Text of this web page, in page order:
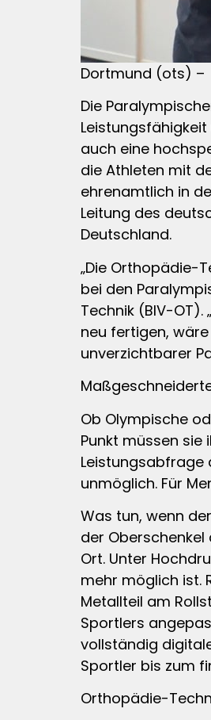
Dortmund (ots) –
Die
auch eine
die Athleten mit
ehrenamtlich in
Leitung des
Deutschland.
„Die Orthopädie-
bei den
Technik (BIV-
neu fertigen,
unverzichtbarer
Ob Olympische
Punkt müssen sie
Leistungsabfrage
unmöglich. Für
Was tun, wenn
der
Ort. Unter
mehr möglich ist.
Metallteil am
Sportlers
vollständig
Sportler bis zum
Orthopädie-